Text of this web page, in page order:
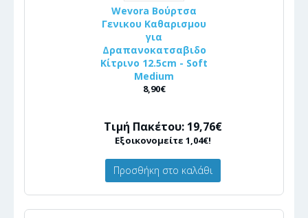
Wevora Βούρτσα
Γενικου Καθαρισμου
για
Δραπανοκατσαβιδο
Κίτρινο 12.5cm - Soft
Medium
8,90€
Τιμή Πακέτου: 19,76€
Εξοικονομείτε 1,04€!
Προσθήκη στο καλάθι